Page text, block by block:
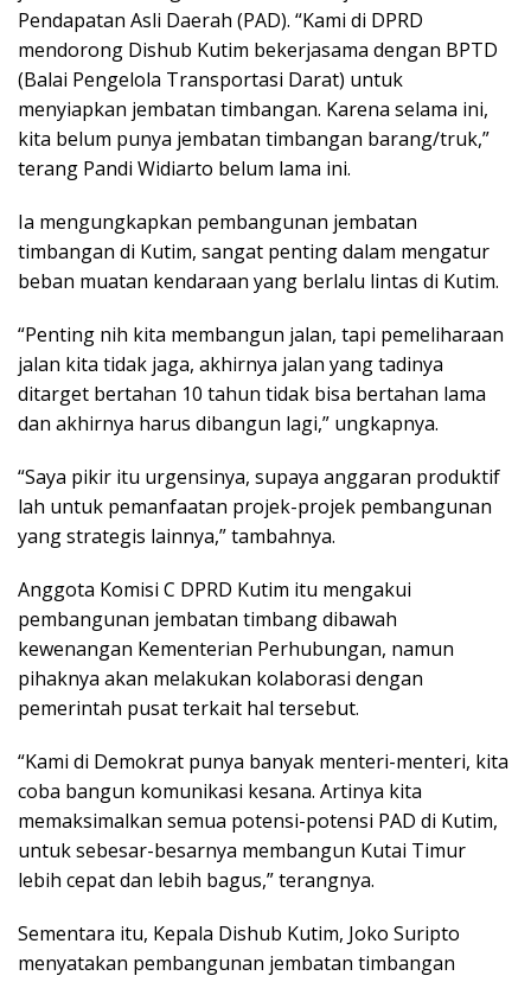
Pendapatan Asli Daerah (PAD). “Kami di DPRD
mendorong Dishub Kutim bekerjasama dengan BPTD
(Balai Pengelola Transportasi Darat) untuk
menyiapkan jembatan timbangan. Karena selama ini,
kita belum punya jembatan timbangan barang/truk,”
terang Pandi Widiarto belum lama ini.
Ia mengungkapkan pembangunan jembatan
timbangan di Kutim, sangat penting dalam mengatur
beban muatan kendaraan yang berlalu lintas di Kutim.
“Penting nih kita membangun jalan, tapi pemeliharaan
jalan kita tidak jaga, akhirnya jalan yang tadinya
ditarget bertahan 10 tahun tidak bisa bertahan lama
dan akhirnya harus dibangun lagi,” ungkapnya.
“Saya pikir itu urgensinya, supaya anggaran produktif
lah untuk pemanfaatan projek-projek pembangunan
yang strategis lainnya,” tambahnya.
Anggota Komisi C DPRD Kutim itu mengakui
pembangunan jembatan timbang dibawah
kewenangan Kementerian Perhubungan, namun
pihaknya akan melakukan kolaborasi dengan
pemerintah pusat terkait hal tersebut.
“Kami di Demokrat punya banyak menteri-menteri, kita
coba bangun komunikasi kesana. Artinya kita
memaksimalkan semua potensi-potensi PAD di Kutim,
untuk sebesar-besarnya membangun Kutai Timur
lebih cepat dan lebih bagus,” terangnya.
Sementara itu, Kepala Dishub Kutim, Joko Suripto
menyatakan pembangunan jembatan timbangan